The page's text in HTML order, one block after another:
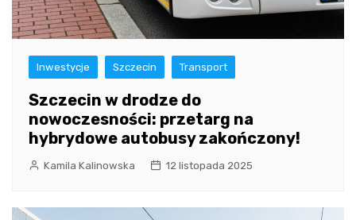
Inwestycje Szczecin Transport
Szczecin w drodze do
nowoczesności: przetarg na
hybrydowe autobusy zakończony!
Kamila Kalinowska 12 listopada 2025